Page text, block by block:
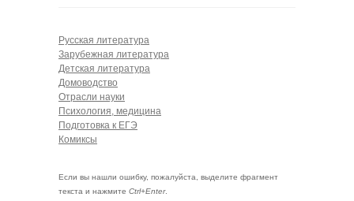
Русская литература
Зарубежная литература
Детская литература
Домоводство
Отрасли науки
Психология, медицина
Подготовка к ЕГЭ
Комиксы
Если вы нашли ошибку, пожалуйста, выделите фрагмент
текста и нажмите Ctrl+Enter.